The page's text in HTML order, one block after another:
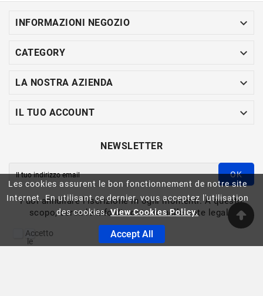
Les cookies assurent le bon fonctionnement de notre site
Internet. En utilisant ce dernier, vous acceptez l'utilisation
des cookies.View Cookies Policy.
Accept All
INFORMAZIONI NEGOZIO 
CATEGORY 
LA NOSTRA AZIENDA 
IL TUO ACCOUNT 
NEWSLETTER
OK
Puoi annullare l'iscrizione in ogni momenti. A questo
scopo, cerca le info di contatto nelle note legali.
Accetto
le
condizioni